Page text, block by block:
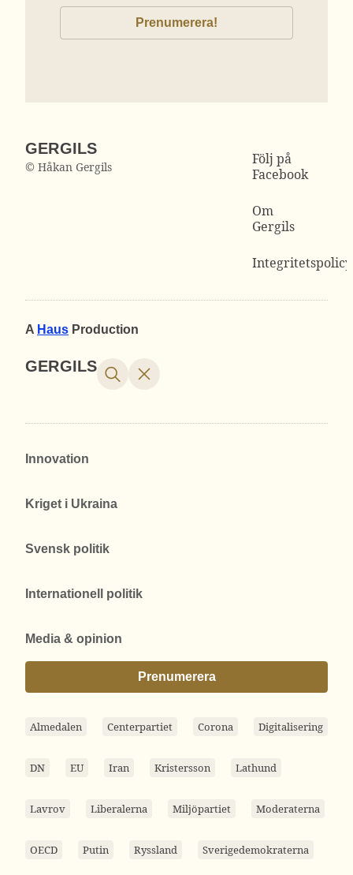
GERGILS
© Håkan Gergils
Följ på
Facebook
Om
Gergils
Integritetspolicy
A Haus Production
GERGILS
Innovation
Kriget i Ukraina
Svensk politik
Internationell politik
Media & opinion
Prenumerera
Almedalen Centerpartiet Corona Digitalisering
DN EU Iran Kristersson Lathund
Lavrov Liberalerna Miljöpartiet Moderaterna
OECD Putin Ryssland Sverigedemokraterna